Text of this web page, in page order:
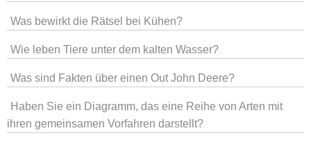
Was bewirkt die Rätsel bei Kühen?
Wie leben Tiere unter dem kalten Wasser?
Was sind Fakten über einen Out John Deere?
Haben Sie ein Diagramm, das eine Reihe von Arten mit
ihren gemeinsamen Vorfahren darstellt?